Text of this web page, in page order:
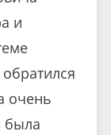
и
очень
была